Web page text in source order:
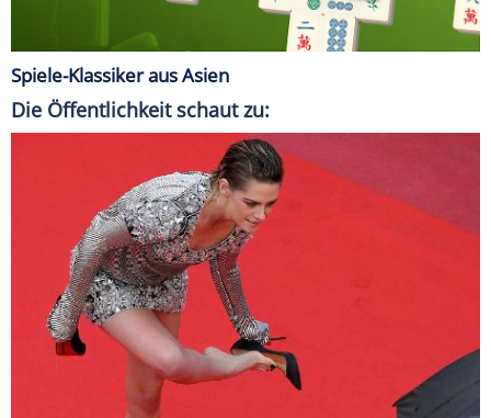
Spiele-Klassiker aus Asien
Die Öffentlichkeit schaut zu: